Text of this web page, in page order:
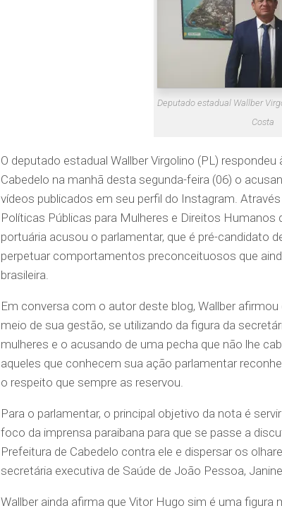
Deputado estadual Wallber
Costa
O deputado estadual Wallber Virgolino (PL)
Cabedelo na manhã desta segunda-feira (06) o
vídeos publicados em seu perfil do Instagram.
Políticas Públicas para Mulheres e Direitos Humanos
portuária acusou o parlamentar, que é pré-candidato
perpetuar comportamentos preconceituosos que
brasileira.
Em conversa com o autor deste blog, Wallber
meio de sua gestão, se utilizando da figura da
mulheres e o acusando de uma pecha que não lhe
aqueles que conhecem sua ação parlamentar
o respeito que sempre as reservou.
Para o parlamentar, o principal objetivo da nota é
foco da imprensa paraibana para que se passe a
Prefeitura de Cabedelo contra ele e dispersar os
secretária executiva de Saúde de João Pessoa,
Wallber ainda afirma que Vitor Hugo sim é uma figura